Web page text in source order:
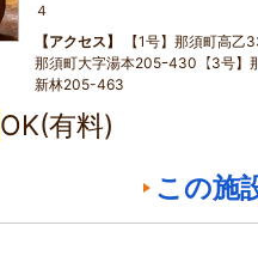
４
アクセス
【1号】那須町高
那須町大字湯本205ｰ430【3号】
新林205-463
OK(有料)
この施